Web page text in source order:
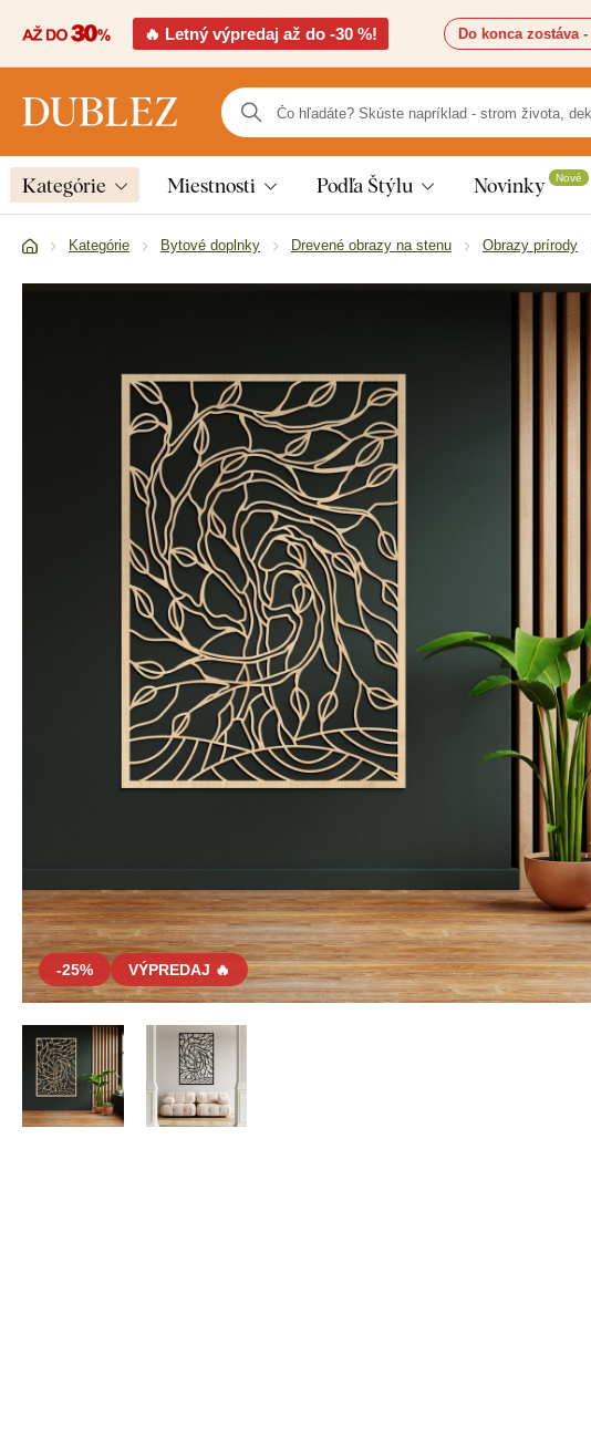
🔥 Letný výpredaj až do -30 %! Do konca zostáva -
Kategórie Miestnosti Podľa Štýlu Novinky Nové
Kategórie Bytové doplnky Drevené obrazy na stenu Obrazy prírody
-25% VÝPREDAJ 🔥